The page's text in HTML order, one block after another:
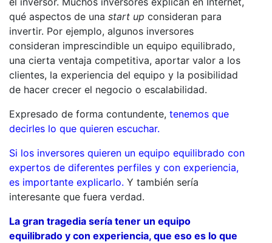
qué aspectos de una start up consideran para
invertir. Por ejemplo, algunos inversores
consideran imprescindible un equipo equilibrado,
una cierta ventaja competitiva, aportar valor a los
clientes, la experiencia del equipo y la posibilidad
de hacer crecer el negocio o escalabilidad.
Expresado de forma contundente, tenemos que
decirles lo que quieren escuchar.
Si los inversores quieren un equipo equilibrado con
expertos de diferentes perfiles y con experiencia,
es importante explicarlo. Y también sería
interesante que fuera verdad.
La gran tragedia sería tener un equipo
equilibrado y con experiencia, que eso es lo que